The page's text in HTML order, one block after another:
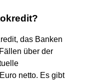
das Banken
über der
netto. Es gibt